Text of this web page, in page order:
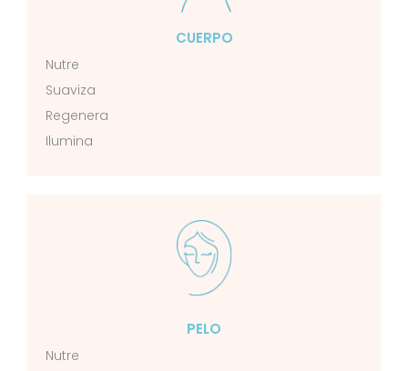
CUERPO
Nutre
Suaviza
Regenera
Ilumina
PELO
Nutre